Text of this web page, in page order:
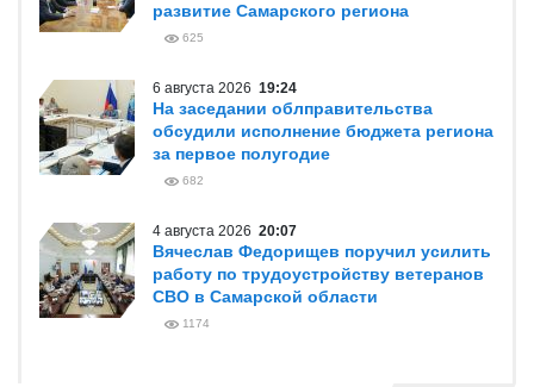
развитие Самарского региона
625
6 августа 2026 19:24
На заседании облправительства
обсудили исполнение бюджета региона
за первое полугодие
682
4 августа 2026 20:07
Вячеслав Федорищев поручил усилить
работу по трудоустройству ветеранов
СВО в Самарской области
1174